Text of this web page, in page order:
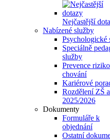
Nejčastější
Nabízené služby
Psychologické
Speciálně
služby
Prevence
chování
Kariérové
Rozdělení ZŠ
2025/2026
Dokumenty
Formuláře k
objednání
Ostatní